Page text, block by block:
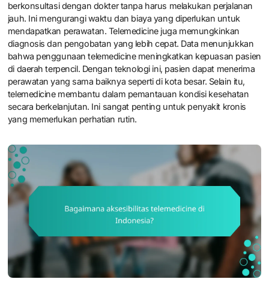
berkonsultasi dengan dokter tanpa harus melakukan perjalanan
jauh. Ini mengurangi waktu dan biaya yang diperlukan untuk
mendapatkan perawatan. Telemedicine juga memungkinkan
diagnosis dan pengobatan yang lebih cepat. Data menunjukkan
bahwa penggunaan telemedicine meningkatkan kepuasan pasien
di daerah terpencil. Dengan teknologi ini, pasien dapat menerima
perawatan yang sama baiknya seperti di kota besar. Selain itu,
telemedicine membantu dalam pemantauan kondisi kesehatan
secara berkelanjutan. Ini sangat penting untuk penyakit kronis
yang memerlukan perhatian rutin.